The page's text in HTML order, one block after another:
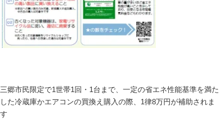
三郷市民限定で1世帯1回・1台まで、一定の省エネ性能基準を満た
した冷蔵庫かエアコンの買換え購入の際、1律8万円が補助されま
す